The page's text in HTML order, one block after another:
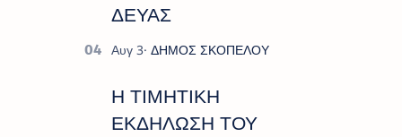
ΔΕΥΑΣ
Η ΤΙΜΗΤΙΚΗ
ΕΚΔΗΛΩΣΗ ΤΟΥ